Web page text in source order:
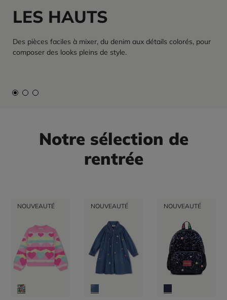
LES HAUTS
Des pièces faciles à mixer, du denim aux détails colorés, pour
composer des looks pleins de style.
Notre sélection de
rentrée
NOUVEAUTÉ NOUVEAUTÉ NOUVEAUTÉ